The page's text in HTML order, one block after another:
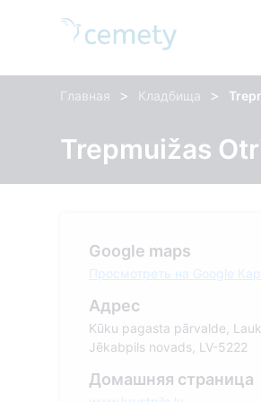
Главная > Кладбища >
Trepmuižas
Google maps
Просмотреть на Google
Адрес
Kūku pagasta pārvalde,
Jēkabpils novads, LV-5222
Домашняя страница